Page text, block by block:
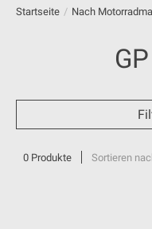
Startseite / Nach
0 Produkte Sortieren